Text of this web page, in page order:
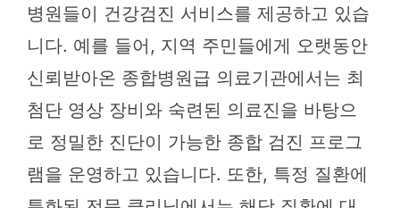
병원들이 건강검진 서비스를 제공하고 있습
니다. 예를 들어, 지역 주민들에게 오랫동안
신뢰받아온 종합병원급 의료기관에서는 최
첨단 영상 장비와 숙련된 의료진을 바탕으
로 정밀한 진단이 가능한 종합 검진 프로그
램을 운영하고 있습니다. 또한, 특정 질환에